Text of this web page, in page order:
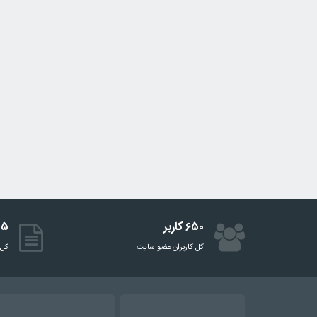
۶۵۰ کاربر
کل کاربران عضو سایت